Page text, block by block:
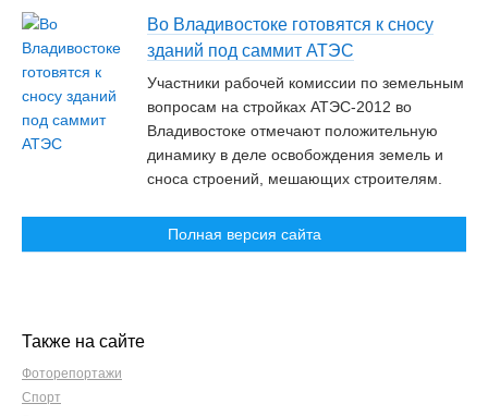
Во Владивостоке готовятся к сносу
зданий под саммит АТЭС
Участники рабочей комиссии по земельным
вопросам на стройках АТЭС-2012 во
Владивостоке отмечают положительную
динамику в деле освобождения земель и
сноса строений, мешающих строителям.
Полная версия сайта
Также на сайте
Фоторепортажи
Спорт